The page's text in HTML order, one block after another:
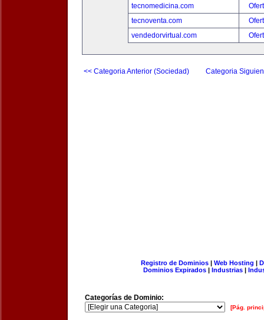
tecnomedicina.com
tecnoventa.com
vendedorvirtual.com
<< Categoria Anterior (Sociedad) Categoria
Registro de Dominios| Web Hosting |
Dominios Expirados | Industrias |
Categorías de Dominio:
[Pág.